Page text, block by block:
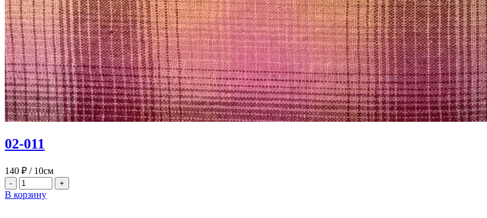
02-011
140 ₽ / 10см
- +
В корзину